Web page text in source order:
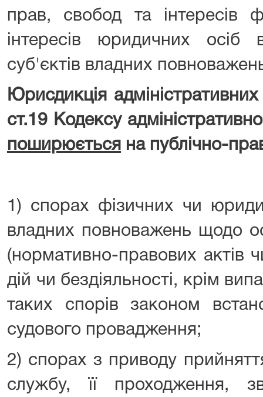
прав, свобод та інтересів
інтересів юридичних
суб'єктів владних
Юрисдикція адміністративних
ст.19 Кодексу
поширюється
на публічно-
1) спорах фізичних чи
владних повноважень щодо
(нормативно-правових актів
дій чи бездіяльності, крім
таких спорів законом
судового провадження;
2) спорах з приводу
службу, її проходження,